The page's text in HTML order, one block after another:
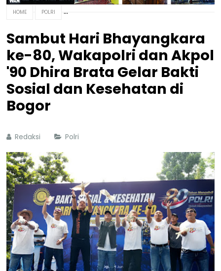
HOME POLRI
Sambut Hari Bhayangkara
ke-80, Wakapolri dan Akpol
'90 Dhira Brata Gelar Bakti
Sosial dan Kesehatan di
Bogor
Redaksi Polri